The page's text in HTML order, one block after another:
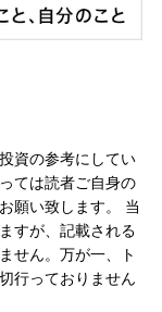
資の参考にしてい
ては読者ご自身の
願い致します。 当
すが、記載される
せん。万が一、ト
行っておりません